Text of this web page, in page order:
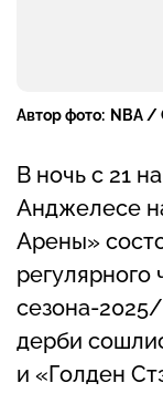
Автор фото: NBA /
В ночь с 21
Анджелесе
Арены»
сезона-
дерби
и «Голден